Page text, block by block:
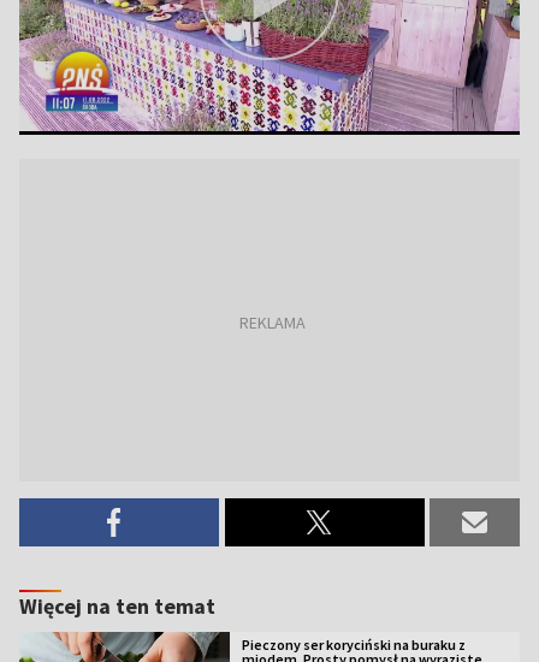
Więcej na ten temat
Pieczony ser koryciński na buraku z